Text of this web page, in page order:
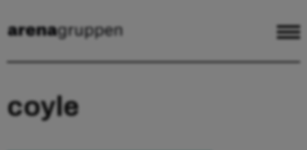
coyle